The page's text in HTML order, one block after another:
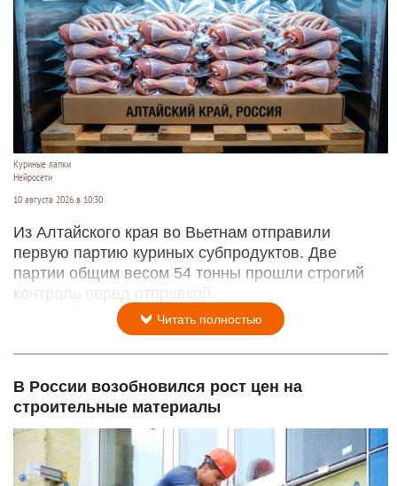
Куриные лапки
Нейросети
10 августа 2026 в 10:30
Из Алтайского края во Вьетнам отправили
первую партию куриных субпродуктов. Две
партии общим весом 54 тонны прошли строгий
контроль перед отправкой.
Читать полностью
В России возобновился рост цен на
строительные материалы